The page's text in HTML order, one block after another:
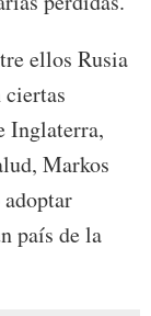
ellos Rusia
ciertas
Inglaterra,
Markos
país de la